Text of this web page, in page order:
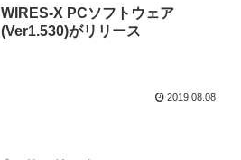
WIRES-X PCソフトウェア
(Ver1.530)がリリース
2019.08.08